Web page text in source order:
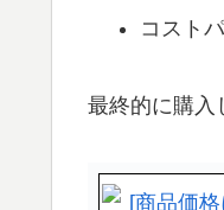
コスト
最終的に購入